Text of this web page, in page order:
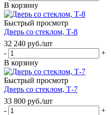
В корзину
Быстрый просмотр
Дверь со стеклом, Т-8
32 240 руб./шт
-
+
В корзину
Быстрый просмотр
Дверь со стеклом, Т-7
33 800 руб./шт
-
+